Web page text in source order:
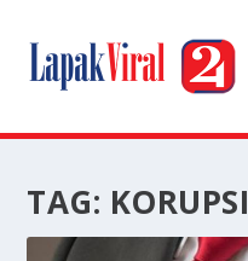
TAG: KORUPSI